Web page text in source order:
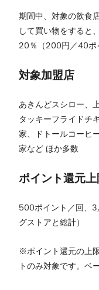
期間中、対象の飲食
して買い物をすると
20％（200円／40ポ
対象加盟店
あきんどスシロー、
タッキーフライドチ
家、ドトールコーヒ
家など ほか多数
ポイント還元上
500ポイント／回、
グストアと総計）
※ポイント還元の上
トのみ対象です。ベ